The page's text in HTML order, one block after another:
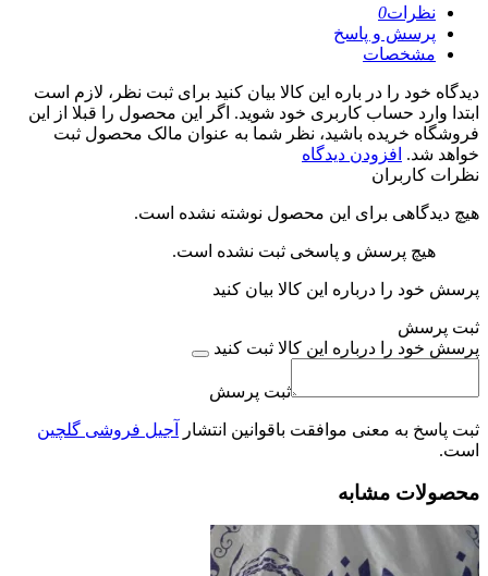
نظرات0
پرسش و پاسخ
مشخصات
دیدگاه خود را در باره این کالا بیان کنید برای ثبت نظر، لازم است
ابتدا وارد حساب کاربری خود شوید. اگر این محصول را قبلا از این
فروشگاه خریده باشید، نظر شما به عنوان مالک محصول ثبت
خواهد شد. افزودن دیدگاه
نظرات کاربران
هیچ دیدگاهی برای این محصول نوشته نشده است.
هیچ پرسش و پاسخی ثبت نشده است.
پرسش خود را درباره این کالا بیان کنید
ثبت پرسش
پرسش خود را درباره این کالا ثبت کنید
ثبت پرسش
ثبت پاسخ به معنی موافقت باقوانین انتشار
آجیل فروشی گلچین
است.
محصولات مشابه